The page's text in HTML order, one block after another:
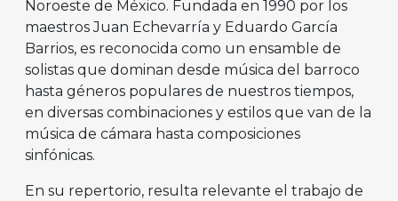
Noroeste de México. Fundada en 1990 por los
maestros Juan Echevarría y Eduardo García
Barrios, es reconocida como un ensamble de
solistas que dominan desde música del barroco
hasta géneros populares de nuestros tiempos,
en diversas combinaciones y estilos que van de la
música de cámara hasta composiciones
sinfónicas.
En su repertorio, resulta relevante el trabajo de